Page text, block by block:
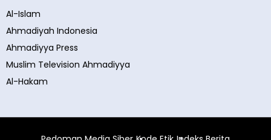
Al-Islam
Ahmadiyah Indonesia
Ahmadiyya Press
Muslim Television Ahmadiyya
Al-Hakam